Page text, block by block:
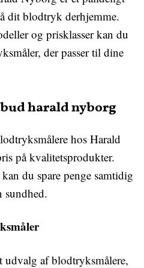
dit blodtryk derhjemme.
og prisklasser kan du
der passer til dine
harald nyborg
hos Harald
på kvalitetsprodukter.
du spare penge samtidig
sundhed.
af blodtryksmålere,